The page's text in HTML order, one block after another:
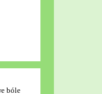
bóle